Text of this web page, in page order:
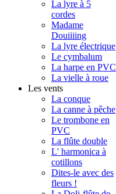
La lyre à 5
cordes
Madame
Douiiiing
La lyre électrique
Le cymbalum
La harpe en PVC
La vielle à roue
Les vents
La conque
La canne à pêche
Le trombone en
PVC
La flûte double
L' harmonica à
cotillons
Dites-le avec des
fleurs !